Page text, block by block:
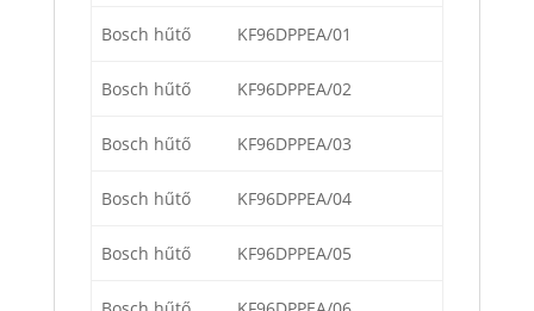
Bosch hűtő KF96DPPEA/01
Bosch hűtő KF96DPPEA/02
Bosch hűtő KF96DPPEA/03
Bosch hűtő KF96DPPEA/04
Bosch hűtő KF96DPPEA/05